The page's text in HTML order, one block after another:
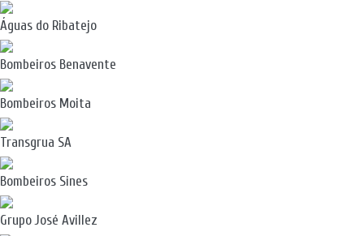
Águas do Ribatejo
Bombeiros Benavente
Bombeiros Moita
Transgrua SA
Bombeiros Sines
Grupo José Avillez